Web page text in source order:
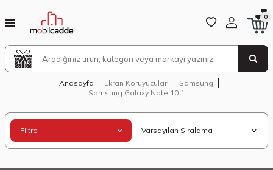
0
Anasayfa Ekran Koruyucuları
Samsung
Samsung Galaxy Note 10.1
Filtre